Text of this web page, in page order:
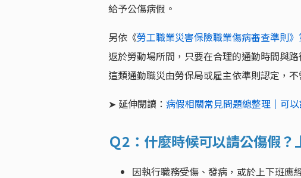
給予公傷病假。
另依《勞工職業災害保險職業傷病審查準則
返於勞動場所間，只要在合理的通勤時間與
這類通勤職災由勞保局或雇主依準則認定，
➤ 延伸閱讀： 病假相關常見問題總整理｜可
Ｑ2：什麼時候可以請公傷假？
因執行職務受傷、發病，或於上下班應